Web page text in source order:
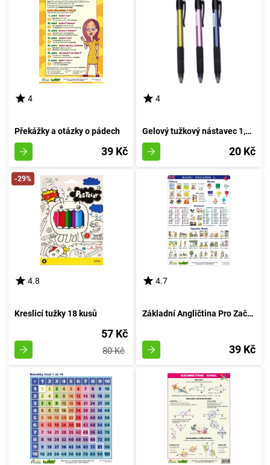
4
Překážky a otázky o pádech
39 Kč
4
Gelový tužkový nástavec 1,0mm (modrá inkoustová náplň)
20 Kč
-29%
4.8
Kreslicí tužky 18 kusů
57 Kč
80 Kč
4.7
Základní Angličtina Pro Začátečníky - Formát A4
39 Kč